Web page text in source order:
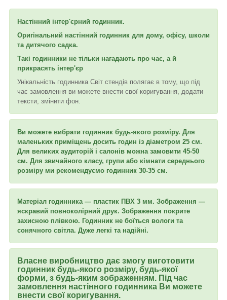
Настінний інтер'єрний годинник.
Оригінальний настінний годинник для дому, офісу, школи
та дитячого садка.
Такі годинники не тільки нагадають про час, а й
прикрасять інтер'єр
Унікальність годинника Світ стендів полягає в тому, що під
час замовлення ви можете внести свої коригування, додати
тексти, змінити фон.
Ви можете вибрати годинник будь-якого розміру. Для
маленьких приміщень досить годин із діаметром 25 см.
Для великих аудиторій і салонів можна замовити 45-50
см. Для звичайного класу, групи або кімнати середнього
розміру ми рекомендуємо годинник 30-35 см.
Матеріал годинника — пластик ПВХ 3 мм. Зображення —
яскравий повноколірний друк. Зображення покрите
захисною плівкою. Годинник не боїться вологи та
сонячного світла. Дуже легкі та надійні.
Власне виробництво дає змогу виготовити
годинник будь-якого розміру, будь-якої
форми, з будь-яким зображенням. Під час
замовлення настінного годинника Ви можете
внести свої коригування.